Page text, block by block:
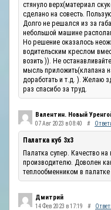
стянуло верх(материал
сделано на совесть.
Долго не решался из за
небольшой машине
Но решение оказалось
водительским креслом
возить )). Не
мысль приложить(клапана
доработать и т.д. ). Желаю
раз спасибо за труд.
Валентин. Новый
07 Авг 2023 в 08:40 #
Палатка куб 3х3
Палатка супер. Качество
производителю. Доволен
теплообменником в палатке
Дмитрий
14 Фев 2023 в 17:19 #